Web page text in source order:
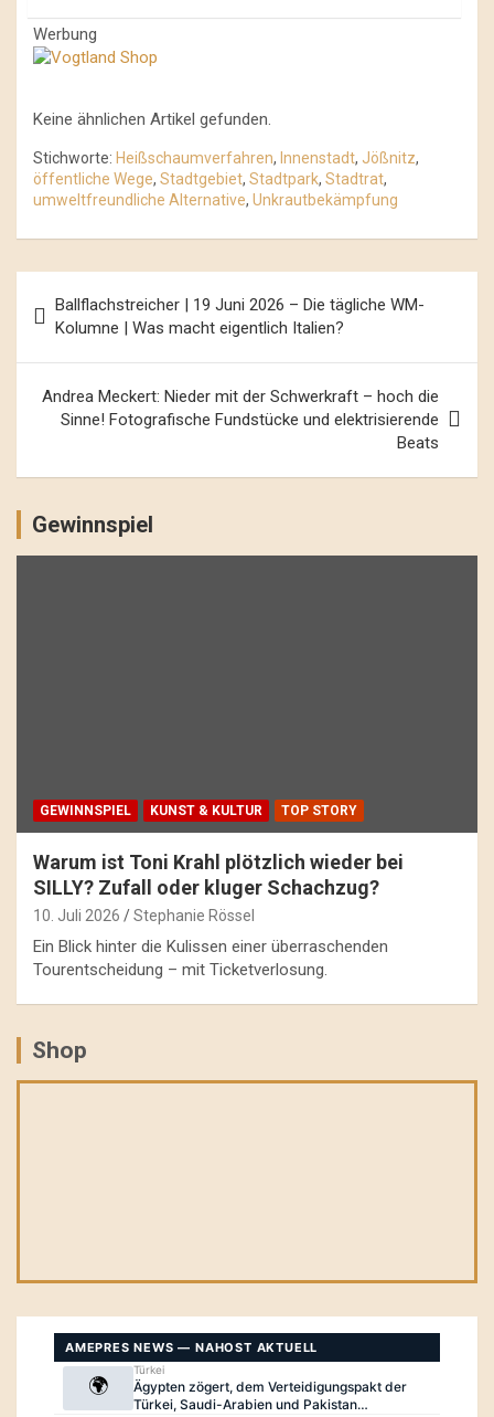
Werbung
Keine ähnlichen Artikel gefunden.
Stichworte: Heißschaumverfahren, Innenstadt, Jößnitz,
öffentliche Wege, Stadtgebiet, Stadtpark, Stadtrat,
umweltfreundliche Alternative, Unkrautbekämpfung
Navigation
Ballflachstreicher | 19 Juni 2026 – Die tägliche WM-
Kolumne | Was macht eigentlich Italien?
Andrea Meckert: Nieder mit der Schwerkraft – hoch die
Sinne! Fotografische Fundstücke und elektrisierende
Beats
Gewinnspiel
GEWINNSPIEL KUNST & KULTUR TOP STORY
Warum ist Toni Krahl plötzlich wieder bei
SILLY? Zufall oder kluger Schachzug?
10. Juli 2026 Stephanie Rössel
Ein Blick hinter die Kulissen einer überraschenden
Tourentscheidung – mit Ticketverlosung.
Shop